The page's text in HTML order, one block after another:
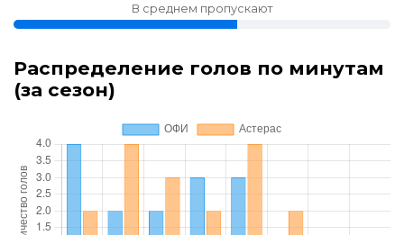
В среднем пропускают
Распределение голов по минутам
(за сезон)